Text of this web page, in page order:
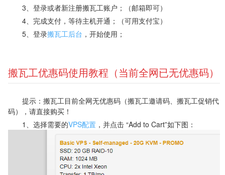
3、登录或者新注册搬瓦工账户；（邮箱即可）
4、完成支付，等待主机开通；（可用支付宝）
5、登录搬瓦工后台 ，开始使用；
搬瓦工优惠码使用教程（当前全网已无优惠码）
提示：搬瓦工目前全网无优惠码（搬瓦工邀请码、搬瓦工促销代
码），请直接购买！
1、选择需要的VPS配置 ，并点击 “Add to Cart”如下图：